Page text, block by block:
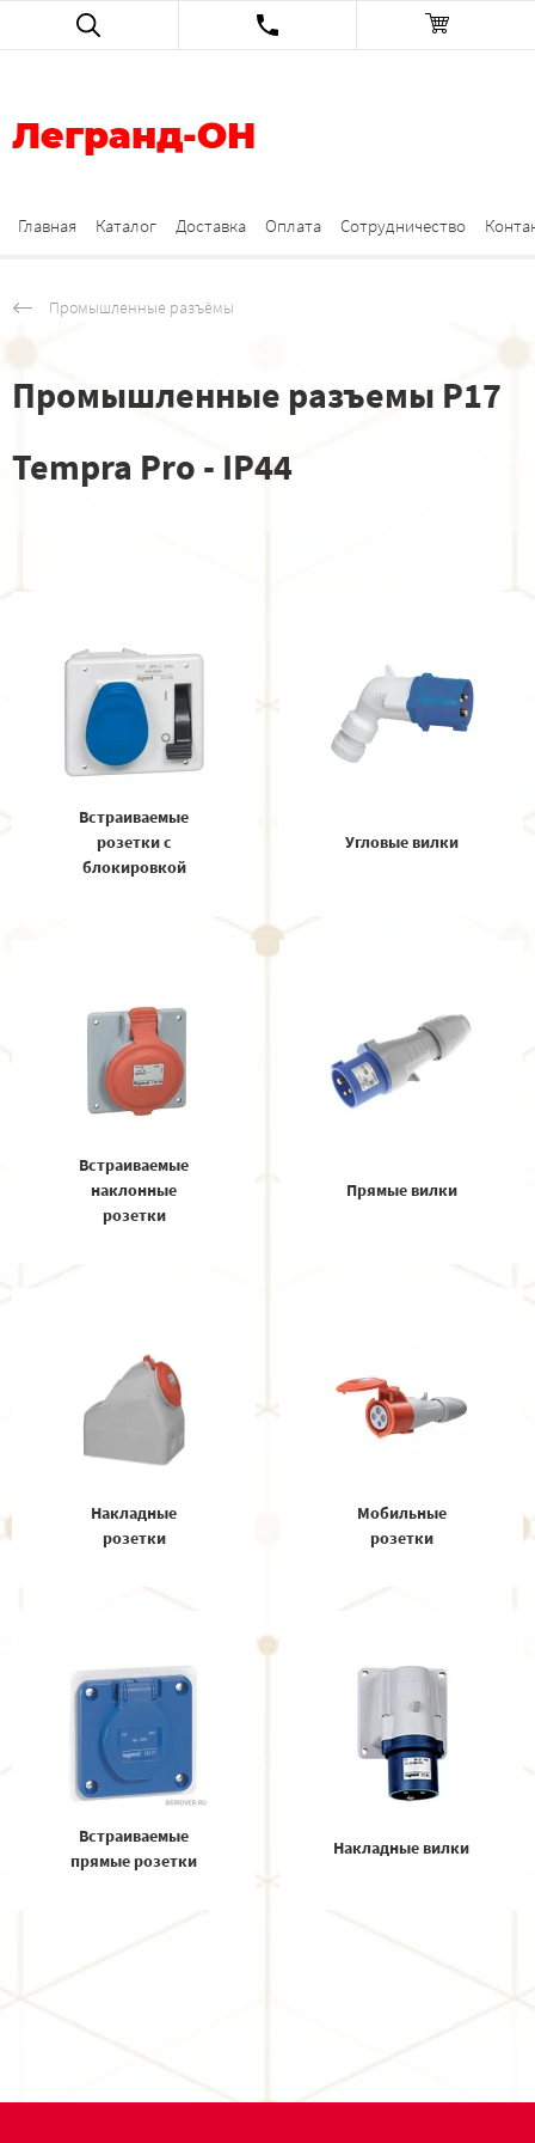
Легранд-ОН
Главная Каталог Доставка Оплата Сотрудничество
Промышленные разъёмы
Промышленные разъемы Р17
Tempra Pro - IP44
Встраиваемые
розетки с
блокировкой
Угловые вилки
Встраиваемые
наклонные
розетки
Прямые вилки
Накладные
розетки
Мобильные
розетки
Встраиваемые
прямые розетки
Накладные вилки